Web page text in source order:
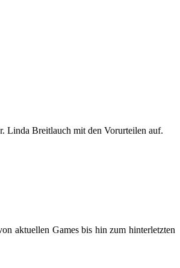
Linda Breitlauch mit den Vorurteilen auf.
aktuellen Games bis hin zum hinterletzten